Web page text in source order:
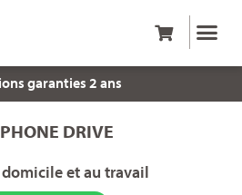
garanties 2 ans
client 6j/7
DRIVE
et au travail